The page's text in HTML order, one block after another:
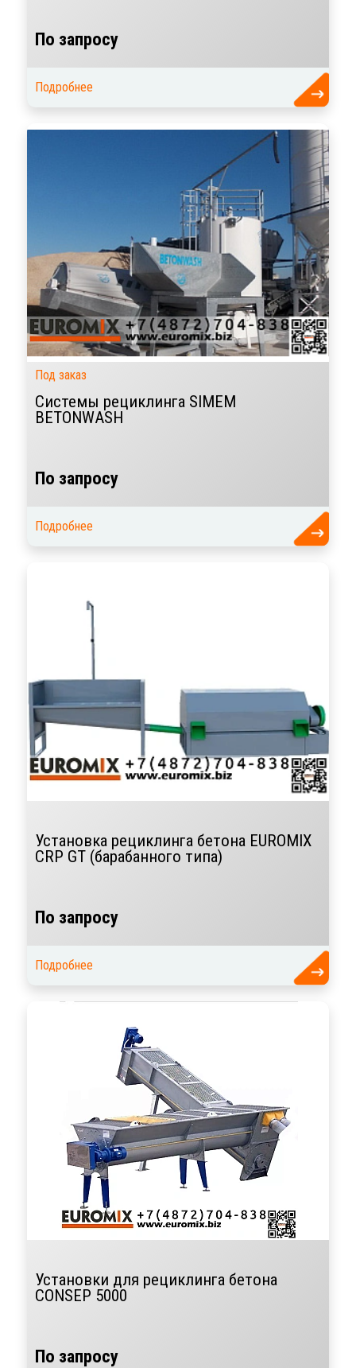
По запросу
Подробнее
Под заказ
Системы рециклинга SIMEM
BETONWASH
По запросу
Подробнее
Установка рециклинга бетона EUROMIX
CRP GT (барабанного типа)
По запросу
Подробнее
Установки для рециклинга бетона
CONSEP 5000
По запросу